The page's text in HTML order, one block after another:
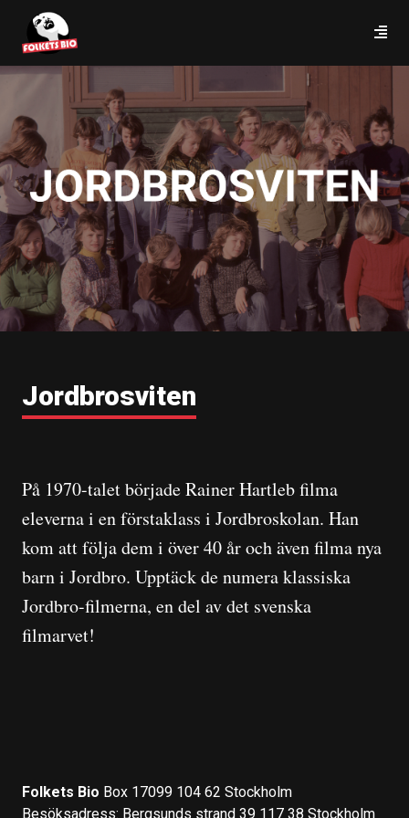
Jordbrosviten
På 1970-talet började Rainer Hartleb filma
eleverna i en förstaklass i Jordbroskolan. Han
kom att följa dem i över 40 år och även filma nya
barn i Jordbro. Upptäck de numera klassiska
Jordbro-filmerna, en del av det svenska
filmarvet!
Folkets Bio Box 17099 104 62 Stockholm
Besöksadress: Bergsunds strand 39 117 38 Stockholm